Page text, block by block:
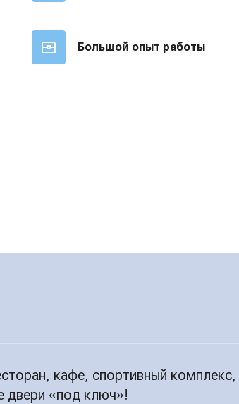
Большой опыт работы
кафе, спортивный комплекс,
двери «под ключ»!